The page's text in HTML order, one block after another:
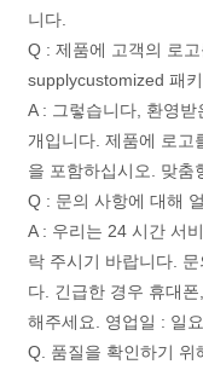
니다.
Q : 제품에 고객의 로
supplycustomized 패
A : 그렇습니다, 환영
개입니다. 제품에 로고
을 포함하십시오. 맞춤
Q : 문의 사항에 대해
A : 우리는 24 시간 서
락 주시기 바랍니다.
다. 긴급한 경우 휴대
해주세요. 영업일 : 일
Q. 품질을 확인하기 위